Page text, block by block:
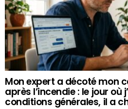
Mon expert a décoté mon
après l’incendie : le jour où
conditions générales, il a